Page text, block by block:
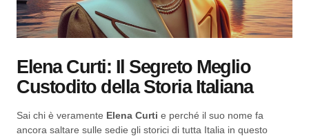
Elena Curti: Il Segreto Meglio
Custodito della Storia Italiana
Sai chi è veramente Elena Curti e perché il suo nome fa
ancora saltare sulle sedie gli storici di tutta Italia in questo